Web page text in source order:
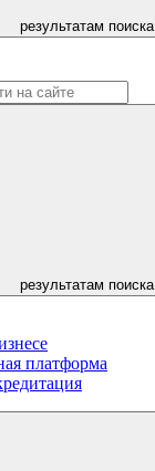
результатам поиска
результатам поиска
платформа